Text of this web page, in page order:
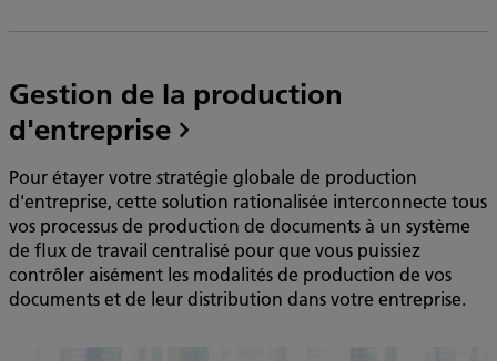
Gestion de la production
d'entreprise
Pour étayer votre stratégie globale de production
d'entreprise, cette solution rationalisée interconnecte tous
vos processus de production de documents à un système
de flux de travail centralisé pour que vous puissiez
contrôler aisément les modalités de production de vos
documents et de leur distribution dans votre entreprise.